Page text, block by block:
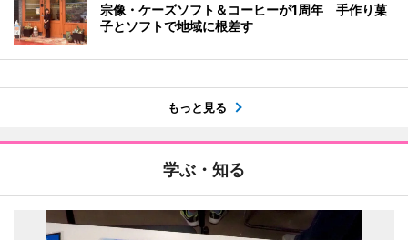
宗像・ケーズソフト＆コーヒーが1周年 手作り菓
子とソフトで地域に根差す
もっと見る
学ぶ・知る